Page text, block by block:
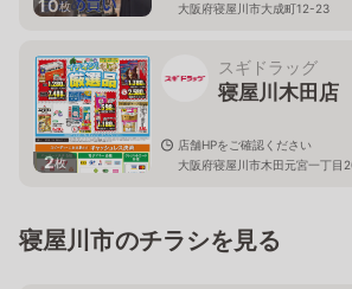
10枚 大阪府寝屋川市大成町12-23
2枚
スギドラッグ
寝屋川木田店
店舗HPをご確認ください
大阪府寝屋川市木田元宮一丁目
寝屋川市のチラシを見る